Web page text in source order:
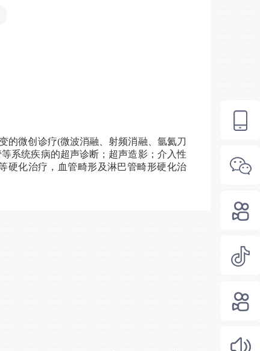
的微创诊疗(微波消融、射频消融、氩氦刀
系统疾病的超声诊断；超声造影；介入性
硬化治疗，血管畸形及淋巴管畸形硬化治